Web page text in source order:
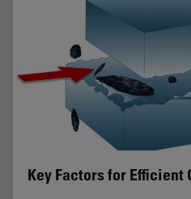
Key Factors for